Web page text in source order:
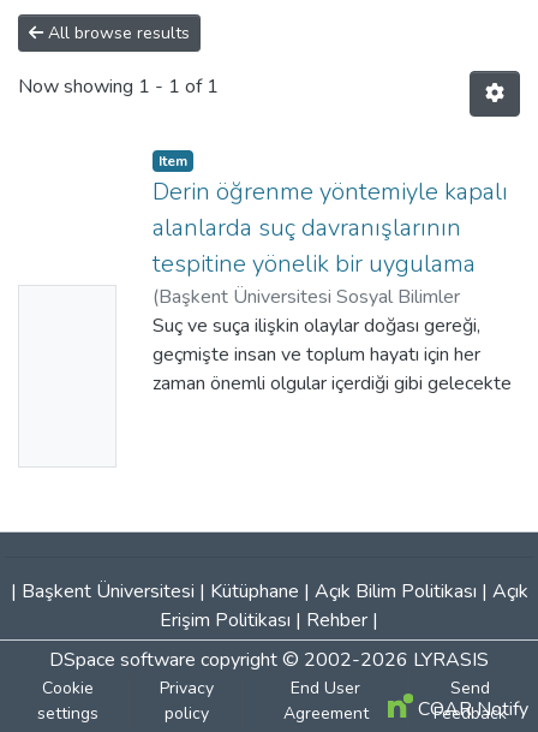
All browse results
Now showing 1 - 1 of 1
Item
Derin öğrenme yöntemiyle kapalı
alanlarda suç davranışlarının
tespitine yönelik bir uygulama
(Başkent Üniversitesi Sosyal Bilimler
Enstitüsü,2020) Bağdatoğlu, Emel;Uysal,
Murat Paşa
Suç ve suça ilişkin olaylar doğası gereği,
geçmişte insan ve toplum hayatı için her
zaman önemli olgular içerdiği gibi gelecekte
oranlarda azaltsa da beklenen gereksinimleri
mümkündür. Bunun en önemli nedenlerinden
birisi, suç teşkil eden olayların
gerçekleştikten sonra asenkron ve manuel
olarak incelenmeleri, teknolojik araçların ise
çoğu zaman bu olaylara ait verinin kaydı ve
| Başkent Üniversitesi | Kütüphane | Açık Bilim Politikası | Açık
Erişim Politikası | Rehber |
DSpace software copyright © 2002-2026 LYRASIS
Cookie
settings
Privacy
policy
End User
Agreement
Send
Feedback
COAR Notify